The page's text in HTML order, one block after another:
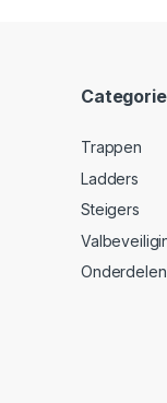
Trappen
Ladders
Steigers
Onderdelen